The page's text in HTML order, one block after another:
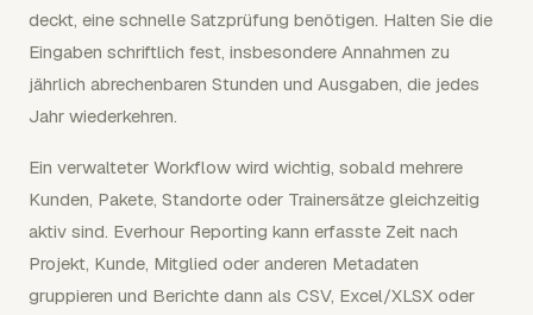
deckt, eine schnelle Satzprüfung benötigen. Halten Sie die
Eingaben schriftlich fest, insbesondere Annahmen zu
jährlich abrechenbaren Stunden und Ausgaben, die jedes
Jahr wiederkehren.
Ein verwalteter Workflow wird wichtig, sobald mehrere
Kunden, Pakete, Standorte oder Trainersätze gleichzeitig
aktiv sind. Everhour Reporting kann erfasste Zeit nach
Projekt, Kunde, Mitglied oder anderen Metadaten
gruppieren und Berichte dann als CSV, Excel/XLSX oder